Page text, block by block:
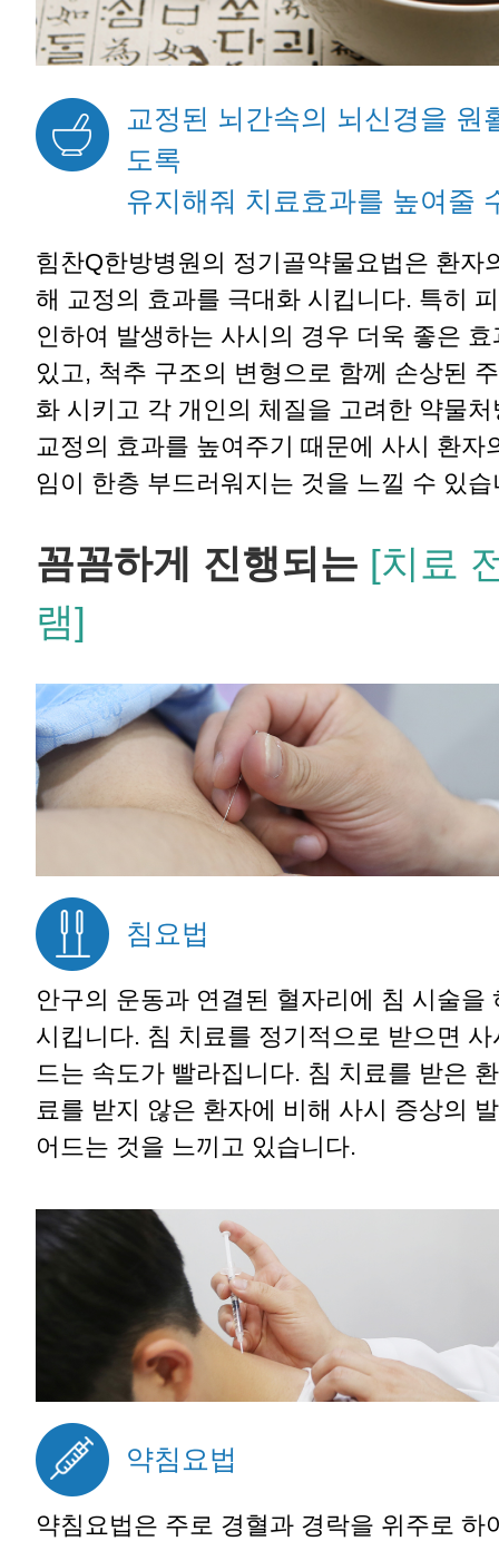
교정된 뇌간속의 뇌신경을 원
도록
유지해줘 치료효과를 높여줄
힘찬Q한방병원의 정기골약물요법은 환자
해 교정의 효과를 극대화 시킵니다. 특히
인하여 발생하는 사시의 경우 더욱 좋은
있고, 척추 구조의 변형으로 함께 손상된
화 시키고 각 개인의 체질을 고려한 약물
교정의 효과를 높여주기 때문에 사시 환자
임이 한층 부드러워지는 것을 느낄 수 있습
꼼꼼하게 진행되는 [치료
램]
침요법
안구의 운동과 연결된 혈자리에 침 시술을
시킵니다. 침 치료를 정기적으로 받으면
드는 속도가 빨라집니다. 침 치료를 받은
료를 받지 않은 환자에 비해 사시 증상의
어드는 것을 느끼고 있습니다.
약침요법
약침요법은 주로 경혈과 경락을 위주로 하